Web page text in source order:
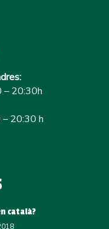
20:30h
20:30 h
català?